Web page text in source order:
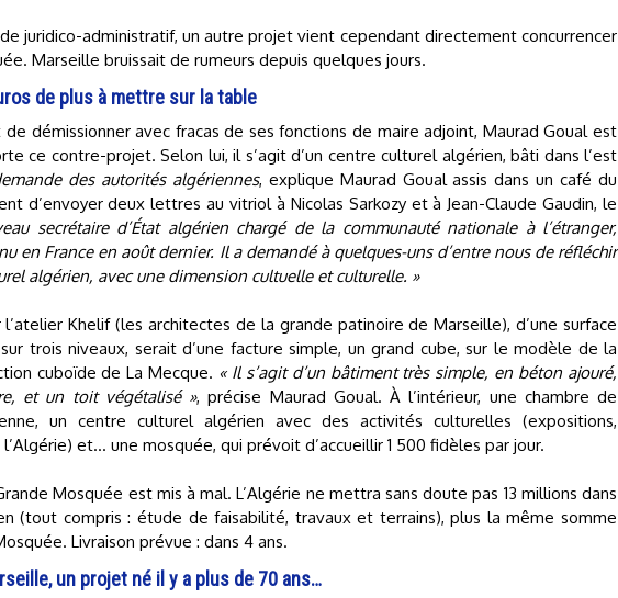
juridico-administratif, un autre projet vient cependant directement concurrencer
Marseille bruissait de rumeurs depuis quelques jours.
de plus à mettre sur la table
de démissionner avec fracas de ses fonctions de maire adjoint, Maurad Goual est
ce contre-projet. Selon lui, il s’agit d’un centre culturel algérien, bâti dans l’est
des autorités algériennes, explique Maurad Goual assis dans un café du
d’envoyer deux lettres au vitriol à Nicolas Sarkozy et à Jean-Claude Gaudin, le
secrétaire d’État algérien chargé de la communauté nationale à l’étranger,
en France en août dernier. Il a demandé à quelques-uns d’entre nous de réfléchir
algérien, avec une dimension cultuelle et culturelle. »
Khelif (les architectes de la grande patinoire de Marseille), d’une surface
trois niveaux, serait d’une facture simple, un grand cube, sur le modèle de la
cuboïde de La Mecque. « Il s’agit d’un bâtiment très simple, en béton ajouré,
et un toit végétalisé », précise Maurad Goual. À l’intérieur, une chambre de
un centre culturel algérien avec des activités culturelles (expositions,
et… une mosquée, qui prévoit d’accueillir 1 500 fidèles par jour.
Mosquée est mis à mal. L’Algérie ne mettra sans doute pas 13 millions dans
(tout compris : étude de faisabilité, travaux et terrains), plus la même somme
Livraison prévue : dans 4 ans.
un projet né il y a plus de 70 ans…